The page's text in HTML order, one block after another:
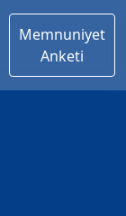
Memnuniyet
Anketi